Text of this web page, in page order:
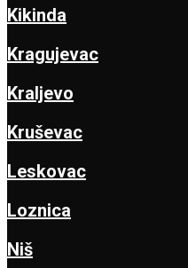
Kikinda
Kragujevac
Kraljevo
Kruševac
Leskovac
Loznica
Niš